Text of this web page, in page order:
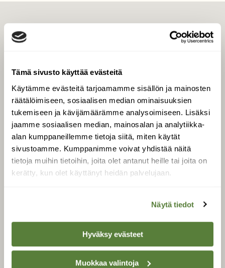
Tämä sivusto käyttää evästeitä
Käytämme evästeitä tarjoamamme sisällön ja mainosten
räätälöimiseen, sosiaalisen median ominaisuuksien
tukemiseen ja kävijämäärämme analysoimiseen. Lisäksi
jaamme sosiaalisen median, mainosalan ja analytiikka-
alan kumppaneillemme tietoja siitä, miten käytät
sivustoamme. Kumppanimme voivat yhdistää näitä
tietoja muihin tietoihin, joita olet antanut heille tai joita on
kerätty, kun olet käyttänyt heidän palvelujaan.
Näytä tiedot
Hyväksy evästeet
Muokkaa valintoja
Tilaa digilukuoikeus
Äänestä parasta juttua
Tilaa uutiskirje
SUOMEN LUONNON­
SUOJELU­LIITTO
Suomen Luonto -lehden
luonnonsuojelu­liitto.